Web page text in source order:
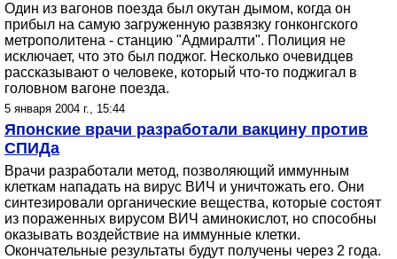
Один из вагонов поезда был окутан дымом, когда он
прибыл на самую загруженную развязку гонконгского
метрополитена - станцию "Адмиралти". Полиция не
исключает, что это был поджог. Несколько очевидцев
рассказывают о человеке, который что-то поджигал в
головном вагоне поезда.
5 января 2004 г., 15:44
Японские врачи разработали вакцину против
СПИДа
Врачи разработали метод, позволяющий иммунным
клеткам нападать на вирус ВИЧ и уничтожать его. Они
синтезировали органические вещества, которые состоят
из пораженных вирусом ВИЧ аминокислот, но способны
оказывать воздействие на иммунные клетки.
Окончательные результаты будут получены через 2 года.